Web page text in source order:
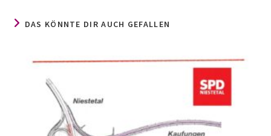
DAS KÖNNTE DIR AUCH GEFALLEN